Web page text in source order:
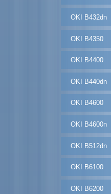
OKI B432dn
OKI B4350
OKI B4400
OKI B440dn
OKI B4600
OKI B4600n
OKI B512dn
OKI B6100
OKI B6200